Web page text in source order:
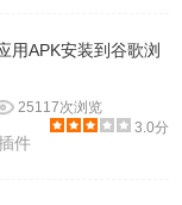
用APK安装到谷歌浏
25117次浏览
3.0分
件